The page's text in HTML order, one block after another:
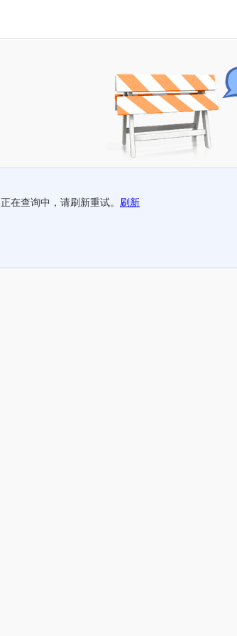
正在查询中，请刷新重试。 刷新